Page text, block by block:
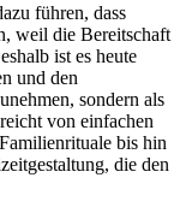
führen, dass
weil die Bereitschaft
ist es heute
und den
sondern als
von einfachen
bis hin
die den